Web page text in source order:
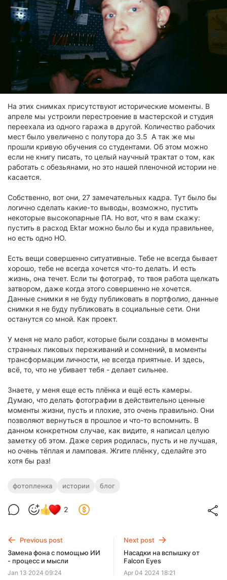
На этих снимках присутствуют исторические моменты. В
апреле мы устроили перестроение в мастерской и студия
переехала из одного гаража в другой. Количество рабочих
мест было увеличено с полутора до 3.5 А так же мы
прошли кривую обучения со студентами. Об этом можно
если не книгу писать, то целый научный трактат о том, как
работать с обезьянами, но это нашей пленочной истории не
касается.
Собственно, вот они, 27 замечательных кадра. Тут было бы
логично сделать какие-то выводы, возможно, пустить
некоторые высокопарные ПА. Но вот, что я вам скажу:
пустить в расход Ektar можно было бы и куда правильнее,
но есть одно НО.
Есть вещи совершенно ситуативные. Тебе не всегда бывает
хорошо, тебе не всегда хочется что-то делать. И есть
жизнь, она течет. Если ты фотограф, то твоя работа щелкать
затвором, даже когда этого совершенно не хочется.
Данные снимки я не буду публиковать в портфолио, данные
снимки я не буду публиковать в социальные сети. Они
останутся со мной. Как проект.
У меня не мало работ, которые были созданы в моменты
странных пиковых переживаний и сомнений, в моменты
трансформации личности, не всегда приятные. И здесь,
всё, то, что не убивает тебя - делает сильнее.
Знаете, у меня еще есть плёнка и ещё есть камеры.
Думаю, что делать фотографии в действительно ценные
моменты жизни, пусть и плохие, это очень правильно. Они
позволяют вернуться в прошлое и что-то вспомнить. В
данном конкретном случае, как видите, я написал целую
заметку об этом. Даже серия родилась, пусть и не лучшая,
но очень тёплая и ламповая. Жгите плёнку, сделайте это
хотя бы раз!
фотопленка истории блог
2
Previous post
Замена фона с помощью ИИ
- процесс и мысли
Jan 13 2024 09:24
Next post
Насадки на вспышку от
Falcon Eyes
Apr 04 2024 18:21